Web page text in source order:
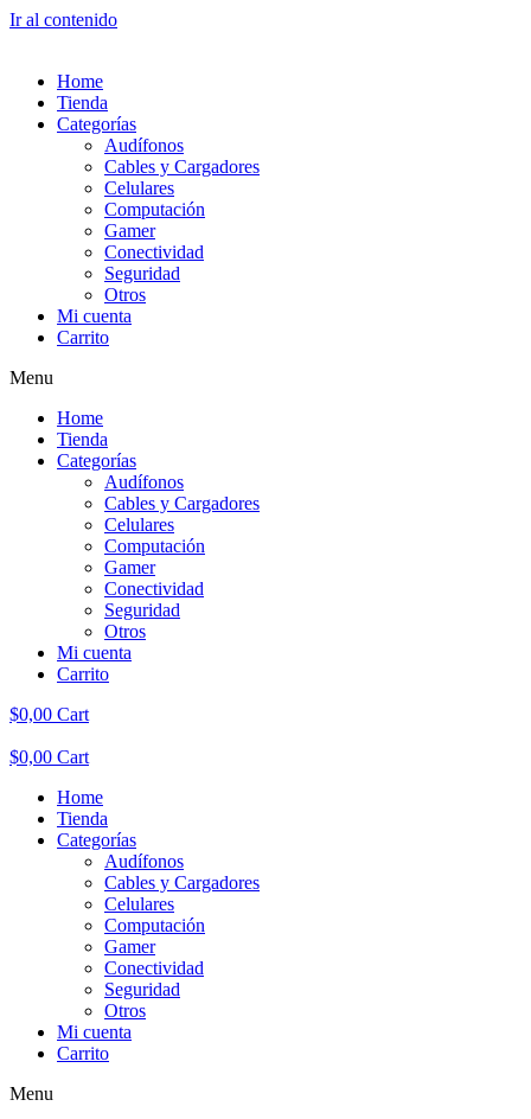
Ir al contenido
Home
Tienda
Categorías
Audífonos
Cables y Cargadores
Celulares
Computación
Gamer
Conectividad
Seguridad
Otros
Mi cuenta
Carrito
Menu
Home
Tienda
Categorías
Audífonos
Cables y Cargadores
Celulares
Computación
Gamer
Conectividad
Seguridad
Otros
Mi cuenta
Carrito
$0,00 Cart
$0,00 Cart
Home
Tienda
Categorías
Audífonos
Cables y Cargadores
Celulares
Computación
Gamer
Conectividad
Seguridad
Otros
Mi cuenta
Carrito
Menu